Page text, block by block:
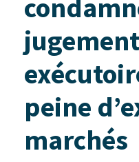
peine
marchés